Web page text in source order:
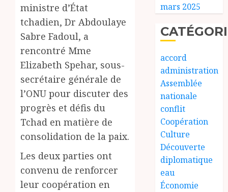
ministre d’État
tchadien, Dr Abdoulaye
Sabre Fadoul, a
rencontré Mme
Elizabeth Spehar, sous-
secrétaire générale de
l’ONU pour discuter des
progrès et défis du
Tchad en matière de
consolidation de la paix.
Les deux parties ont
convenu de renforcer
leur coopération en
mars 2025
accord
administration
Assemblée
nationale
conflit
Coopération
Culture
Découverte
diplomatique
eau
Économie